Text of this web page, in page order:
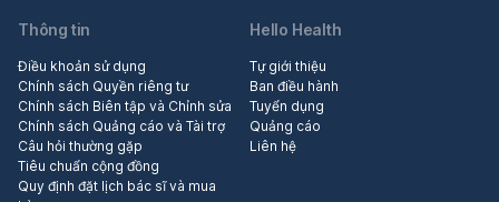
Thông tin
Điều khoản sử dụng
Chính sách Quyền riêng tư
Chính sách Biên tập và Chỉnh sửa
Chính sách Quảng cáo và Tài trợ
Câu hỏi thường gặp
Tiêu chuẩn cộng đồng
Quy định đặt lịch bác sĩ và mua
Hello Health
Tự giới thiệu
Ban điều hành
Tuyển dụng
Quảng cáo
Liên hệ